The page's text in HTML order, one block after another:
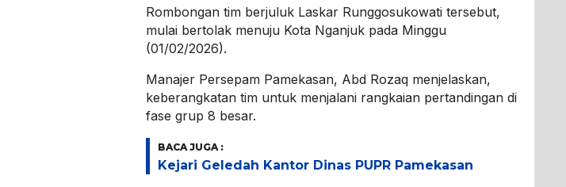
Rombongan tim berjuluk Laskar Runggosukowati tersebut,
mulai bertolak menuju Kota Nganjuk pada Minggu
(01/02/2026).
Manajer Persepam Pamekasan, Abd Rozaq menjelaskan,
keberangkatan tim untuk menjalani rangkaian pertandingan di
fase grup 8 besar.
BACA JUGA :
Kejari Geledah Kantor Dinas PUPR Pamekasan